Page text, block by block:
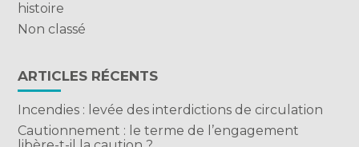
histoire
Non classé
ARTICLES RÉCENTS
Incendies : levée des interdictions de circulation
Cautionnement : le terme de l’engagement